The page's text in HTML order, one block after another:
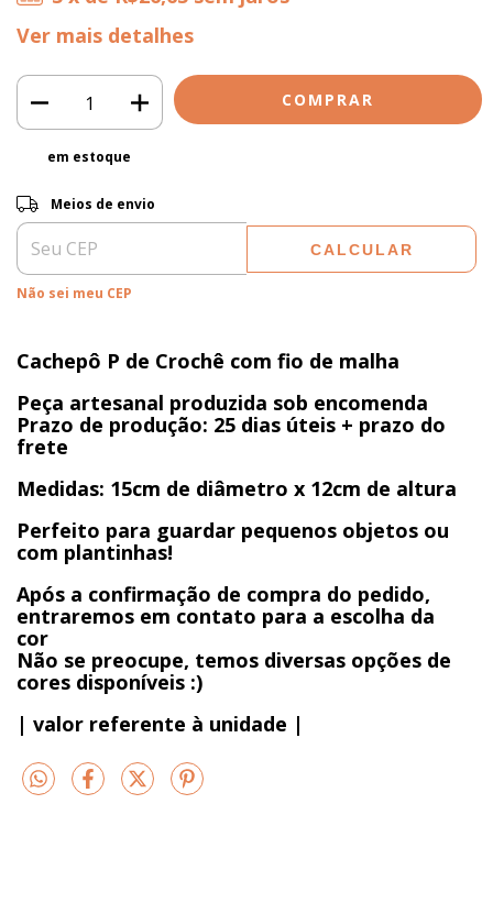
Ver mais detalhes
em estoque
Entregas para o CEP:
Meios de envio
CALCULAR
Não sei meu CEP
Cachepô P de Crochê com fio de malha
Peça artesanal produzida sob encomenda
Prazo de produção: 25 dias úteis + prazo do
frete
Medidas: 15cm de diâmetro x 12cm de altura
Perfeito para guardar pequenos objetos ou
com plantinhas!
Após a confirmação de compra do pedido,
entraremos em contato para a escolha da
cor
Não se preocupe, temos diversas opções de
cores disponíveis :)
| valor referente à unidade |